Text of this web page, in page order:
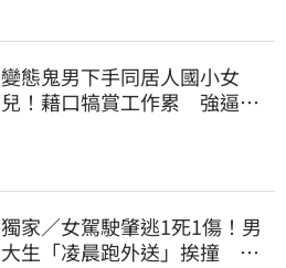
變態鬼男下手同居人國小女
兒！藉口犒賞工作累 強逼打X
獨家／女駕駛肇逃1死1傷！男
大生「凌晨跑外送」挨撞 媽